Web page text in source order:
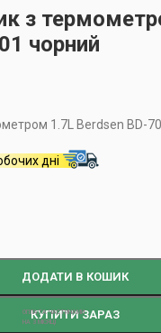
з
чорний
1.7L Berdsen BD-
дні
ДОДАТИ В КОШИК
КУПИТИ ЗАРАЗ